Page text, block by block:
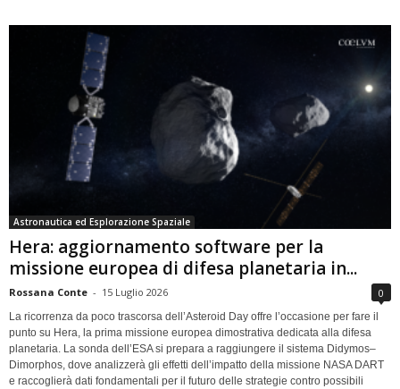
Astronautica ed Esplorazione Spaziale
Hera: aggiornamento software per la
missione europea di difesa planetaria in...
Rossana Conte - 15 Luglio 2026 0
La ricorrenza da poco trascorsa dell’Asteroid Day offre l’occasione per fare il
punto su Hera, la prima missione europea dimostrativa dedicata alla difesa
planetaria. La sonda dell’ESA si prepara a raggiungere il sistema Didymos–
Dimorphos, dove analizzerà gli effetti dell’impatto della missione NASA DART
e raccoglierà dati fondamentali per il futuro delle strategie contro possibili